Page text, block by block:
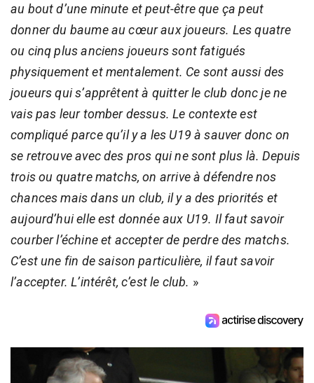
au bout d’une minute et peut-être que ça peut
donner du baume au cœur aux joueurs. Les quatre
ou cinq plus anciens joueurs sont fatigués
physiquement et mentalement. Ce sont aussi des
joueurs qui s’apprêtent à quitter le club donc je ne
vais pas leur tomber dessus. Le contexte est
compliqué parce qu’il y a les U19 à sauver donc on
se retrouve avec des pros qui ne sont plus là. Depuis
trois ou quatre matchs, on arrive à défendre nos
chances mais dans un club, il y a des priorités et
aujourd’hui elle est donnée aux U19. Il faut savoir
courber l’échine et accepter de perdre des matchs.
C’est une fin de saison particulière, il faut savoir
l’accepter. L’intérêt, c’est le club. »